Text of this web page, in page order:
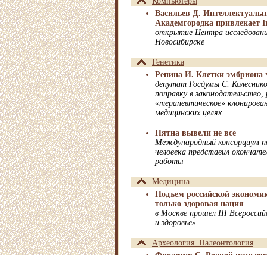
Васильев Д.
Академгородка привлекает
открытие Центра
Новосибирске
Генетика
Репина И. Клетки эмбриона
депутат Госдумы С.
поправку в
«терапевтическое»
медицинских целях
Пятна вывели не все
Международный консорциум
человека представил
работы
Медицина
Подъем российской
только здоровая нация
в Москве прошел III
и здоровье»
Археология. Палеонтология